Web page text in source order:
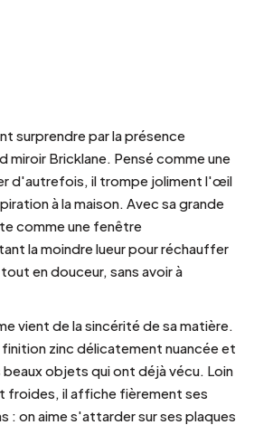
surprendre par la présence
miroir Bricklane. Pensé comme une
d'autrefois, il trompe joliment l'œil
à la maison. Avec sa grande
comme une fenêtre
la moindre lueur pour réchauffer
en douceur, sans avoir à
vient de la sincérité de sa matière.
finition zinc délicatement nuancée et
objets qui ont déjà vécu. Loin
froides, il affiche fièrement ses
on aime s'attarder sur ses plaques